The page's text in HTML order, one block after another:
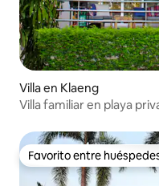
Villa en Klaeng
Villa familiar en playa
Favorito entre
Favorito entre